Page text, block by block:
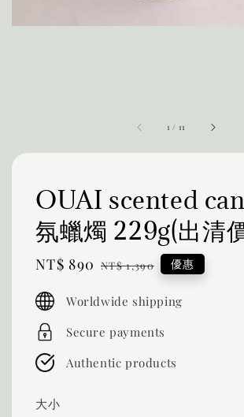
1 / 11
OUAI scented
氛蠟燭 229g(出清
Sale
NT$ 890 Regular
NT$ 1,390 優惠
Worldwide shipping
Secure payments
Authentic products
大小